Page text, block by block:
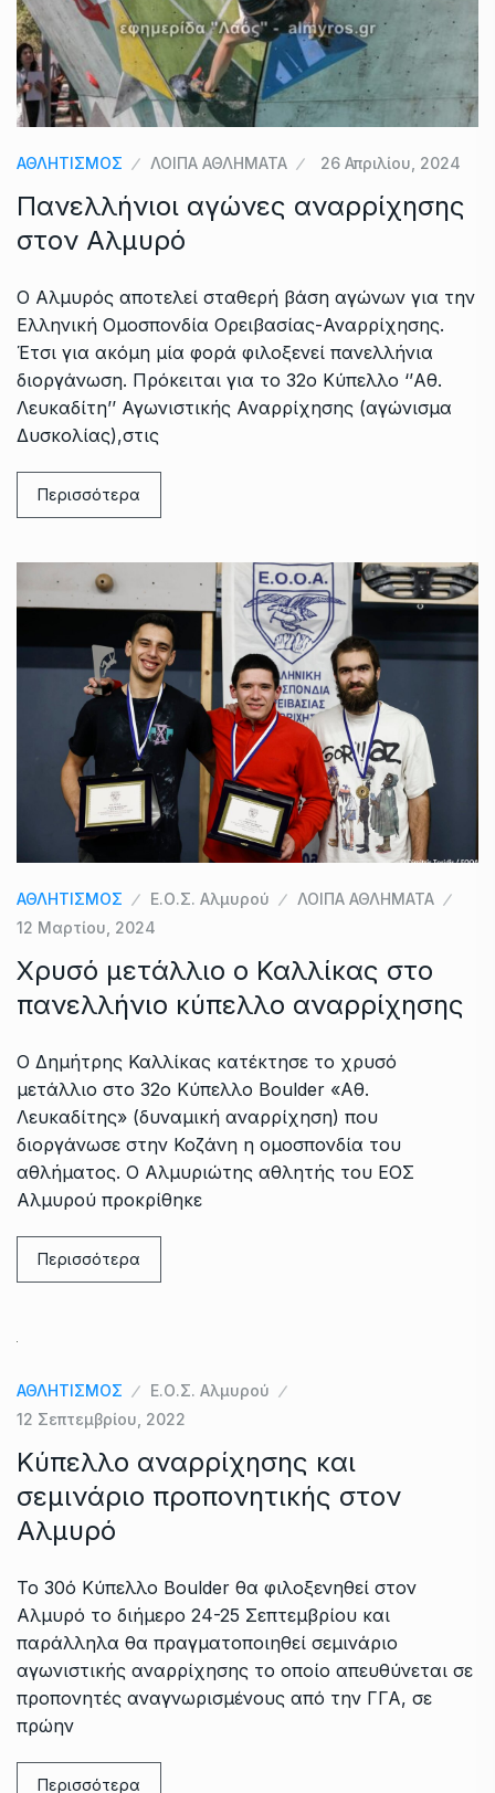
ΑΘΛΗΤΙΣΜΟΣ ΛΟΙΠΑ ΑΘΛΗΜΑΤΑ 26 Απριλίου, 2024
Πανελλήνιοι αγώνες αναρρίχησης
στον Αλμυρό
Ο Αλμυρός αποτελεί σταθερή βάση αγώνων για την
Ελληνική Ομοσπονδία Ορειβασίας-Αναρρίχησης.
Έτσι για ακόμη μία φορά φιλοξενεί πανελλήνια
διοργάνωση. Πρόκειται για το 32ο Κύπελλο ‘’Αθ.
Λευκαδίτη’’ Αγωνιστικής Αναρρίχησης (αγώνισμα
Δυσκολίας),στις
Περισσότερα
ΑΘΛΗΤΙΣΜΟΣ Ε.Ο.Σ. Αλμυρού
ΛΟΙΠΑ ΑΘΛΗΜΑΤΑ
12 Μαρτίου, 2024
Χρυσό μετάλλιο o Καλλίκας στο
πανελλήνιο κύπελλο αναρρίχησης
Ο Δημήτρης Καλλίκας κατέκτησε το χρυσό
μετάλλιο στο 32ο Κύπελλο Boulder «Αθ.
Λευκαδίτης» (δυναμική αναρρίχηση) που
διοργάνωσε στην Κοζάνη η ομοσπονδία του
αθλήματος. Ο Αλμυριώτης αθλητής του ΕΟΣ
Αλμυρού προκρίθηκε
Περισσότερα
ΑΘΛΗΤΙΣΜΟΣ
Ε.Ο.Σ. Αλμυρού
12 Σεπτεμβρίου, 2022
Κύπελλο αναρρίχησης και
σεμινάριο προπονητικής στον
Αλμυρό
Το 30ό Κύπελλο Boulder θα φιλοξενηθεί στον
Αλμυρό το διήμερο 24-25 Σεπτεμβρίου και
παράλληλα θα πραγματοποιηθεί σεμινάριο
αγωνιστικής αναρρίχησης το οποίο απευθύνεται σε
προπονητές αναγνωρισμένους από την ΓΓΑ, σε
πρώην
Περισσότερα